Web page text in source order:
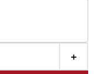
＋